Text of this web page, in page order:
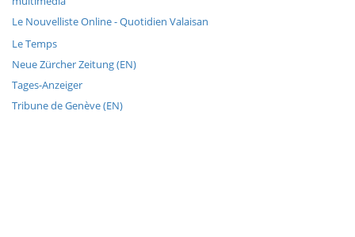
Le Nouvelliste Online - Quotidien Valaisan
Le Temps
Neue Zürcher Zeitung (EN)
Tages-Anzeiger
Tribune de Genève (EN)